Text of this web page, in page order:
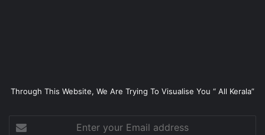
Through This Website, We Are Trying To Visualise You “ All Kerala”
your